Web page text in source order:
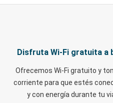
Disfruta Wi-Fi gratuita a
Ofrecemos Wi-Fi gratuito y
corriente para que estés
y con energía durante tu